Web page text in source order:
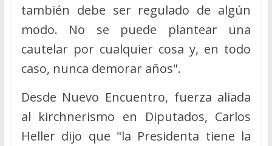
también debe ser regulado de algún
modo. No se puede plantear una
cautelar por cualquier cosa y, en todo
caso, nunca demorar años".
Desde Nuevo Encuentro, fuerza aliada
al kirchnerismo en Diputados, Carlos
Heller dijo que "la Presidenta tiene la